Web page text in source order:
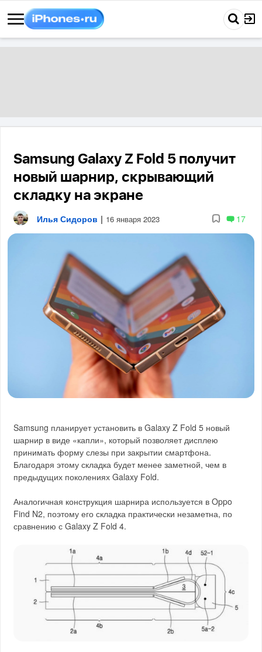
Samsung Galaxy Z Fold 5 получит
новый шарнир, скрывающий
складку на экране
Илья Сидоров | 16 января 2023 17
Samsung планирует установить в Galaxy Z Fold 5 новый
шарнир в виде «капли», который позволяет дисплею
принимать форму слезы при закрытии смартфона.
Благодаря этому складка будет менее заметной, чем в
предыдущих поколениях Galaxy Fold.
Аналогичная конструкция шарнира используется в Oppo
Find N2, поэтому его складка практически незаметна, по
сравнению с Galaxy Z Fold 4.